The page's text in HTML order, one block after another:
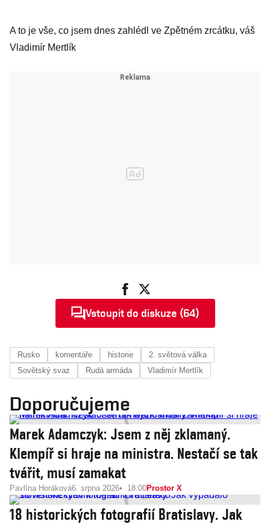
A to je vše, co jsem dnes zahlédl ve Zpětném zrcátku, váš
Vladimír Mertlík
Vstoupit do diskuze (64)
Rusko komentáře historie
2. světová válka
Sovětský svaz
Rudá armáda Vladimír Mertlík
Doporučujeme
Marek Adamczyk: Jsem z něj zklamaný.
Klempíř si hraje na ministra. Nestačí se tak
tvářit, musí zamakat
Pavlína Horáková6. srpna 2026 18:00Prostor X
18 historických fotografií Bratislavy. Jak